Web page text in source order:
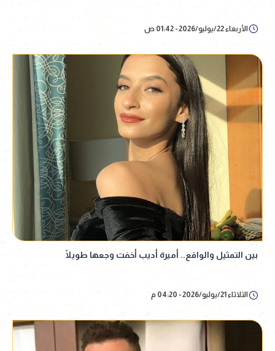
الأربعاء 22/يوليو/2026 - 01:42 ص
بين التمثيل والواقع.. أميرة أديب أخفت وجعها طويلًا
الثلاثاء 21/يوليو/2026 - 04:20 م